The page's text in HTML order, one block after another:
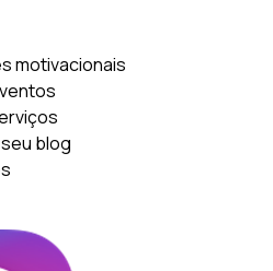
motivacionais
blog